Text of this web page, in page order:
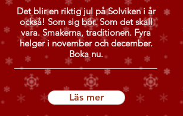
Det blir en riktig jul på Solviken i år
också! Som sig bör. Som det skall
vara. Smakerna, traditionen. Fyra
helger i november och december.
Boka nu.
Läs mer